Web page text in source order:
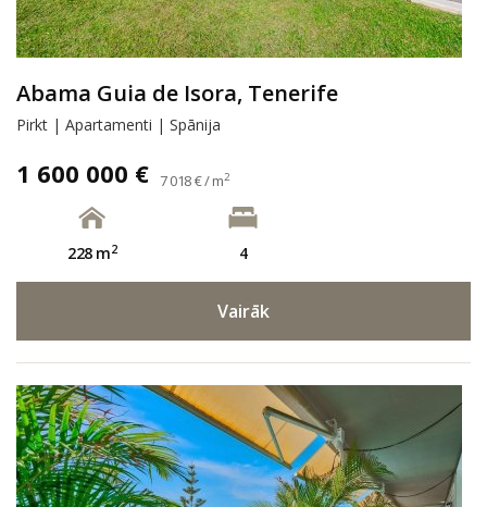
Abama Guia de Isora, Tenerife
Pirkt | Apartamenti | Spānija
1 600 000 € 7 018 € / m2
228 m2 4
Vairāk